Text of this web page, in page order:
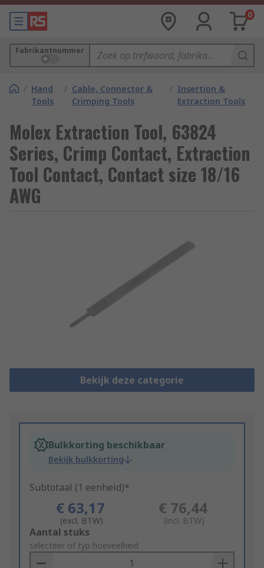
0
Fabrikantnummer
/ Hand
Tools
/ Cable, Connector &
Crimping Tools
/ Insertion &
Extraction Tools
Molex Extraction Tool, 63824
Series, Crimp Contact, Extraction
Tool Contact, Contact size 18/16
AWG
Bekijk deze categorie
Bulkkorting beschikbaar
Bekijk bulkkorting
Subtotaal (1 eenheid)*
€ 63,17
(excl. BTW)
€ 76,44
(incl. BTW)
Add
to
Basket
Aantal stuks
selecteer of typ hoeveelheid